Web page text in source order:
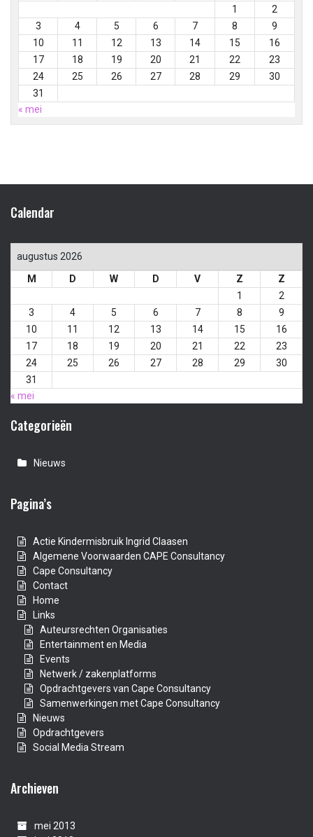
1
2
3
4 5 6 7 8
9
10
11 12 13 14 15
16
17
18 19 20 21 22
23
24
25 26 27 28 29
30
31
« mei
Calendar
augustus 2026
M
D W D V Z
Z
1
2
3
4 5 6 7 8
9
10
11 12 13 14 15
16
17
18 19 20 21 22
23
24
25 26 27 28 29
30
31
« mei
Categorieën
Nieuws
Pagina’s
Actie Kindermisbruik Ingrid Claasen
Algemene Voorwaarden CAPE Consultancy
Cape Consultancy
Contact
Home
Links
Auteursrechten Organisaties
Entertainment en Media
Events
Netwerk / zakenplatforms
Opdrachtgevers van Cape Consultancy
Samenwerkingen met Cape Consultancy
Nieuws
Opdrachtgevers
Social Media Stream
Archieven
mei 2013